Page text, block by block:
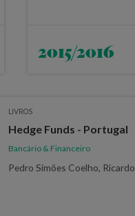
2015/2016
LIVROS
Hedge Funds - Portugal
Bancário & Financeiro
Pedro Simões Coelho,